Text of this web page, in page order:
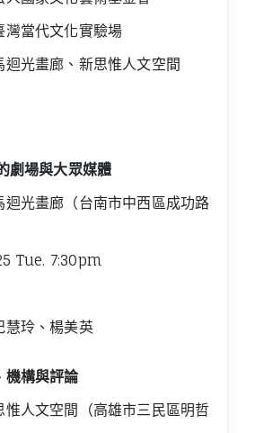
灣當代文化實驗場
迴光畫廊、新思惟人文空間
劇場與大眾媒體
迴光畫廊（台南市中西區成功路
Tue. 7:30pm
慧玲、楊美英
機構與評論
惟人文空間（高雄市三民區明哲